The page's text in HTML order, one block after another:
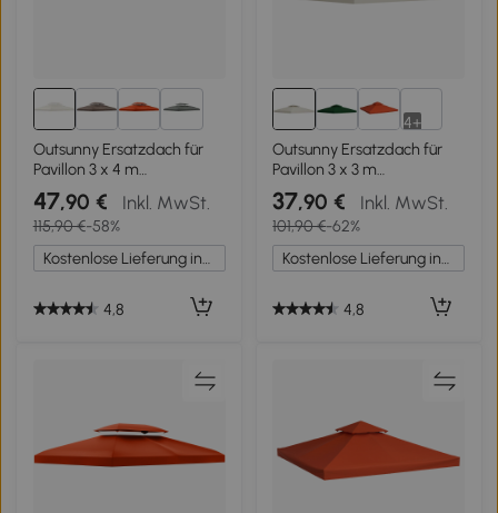
4+
Outsunny Ersatzdach für
Pavillon 3 x 4 m
wasserabweisend
Pavillondach mit
Doppeldach Ersatzbezug
für Gartenpavillon
Ersatzteile aus Polyester-
47,90 € Inkl. MwSt.
115,90 €-58%
Kostenlose Lieferung innerhalb Deutschlands
4,8
4+
Outsunny Ersatzdach für
Pavillon 3 x 3 m
wasserdicht Pavillondach
mit Doppeldach
Ablauflöcher, Ersatzbezug
Ersatzteile für
Gartenpavillon Gartenzelt
37,90 € Inkl. MwSt.
101,90 €-62%
Kostenlose Lieferung innerhalb Deutschlands
4,8